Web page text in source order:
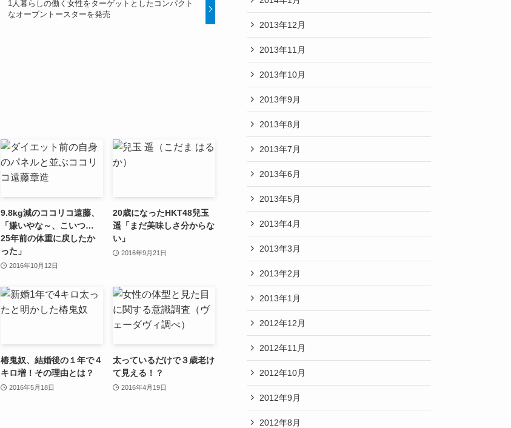
1人暮らしの働く女性をターゲットとしたコンパクト
なオーブントースターを発売
9.8kg減のココリコ遠藤、
「嫌いやな～、こいつ…
25年前の体重に戻したか
った」
2016年10月12日
20歳になったHKT48兒玉
遥「まだ美味しさ分からな
い」
2016年9月21日
椿鬼奴、結婚後の１年で４
キロ増！その理由とは？
2016年5月18日
太っているだけで３歳老け
て見える！？
2016年4月19日
2013年12月
2013年11月
2013年10月
2013年9月
2013年8月
2013年7月
2013年6月
2013年5月
2013年4月
2013年3月
2013年2月
2013年1月
2012年12月
2012年11月
2012年10月
2012年9月
2012年8月